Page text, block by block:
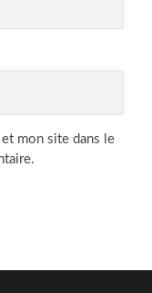
mon site dans le